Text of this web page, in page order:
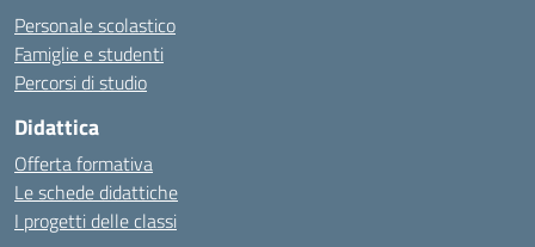
Personale scolastico
Famiglie e studenti
Percorsi di studio
Didattica
Offerta formativa
Le schede didattiche
I progetti delle classi